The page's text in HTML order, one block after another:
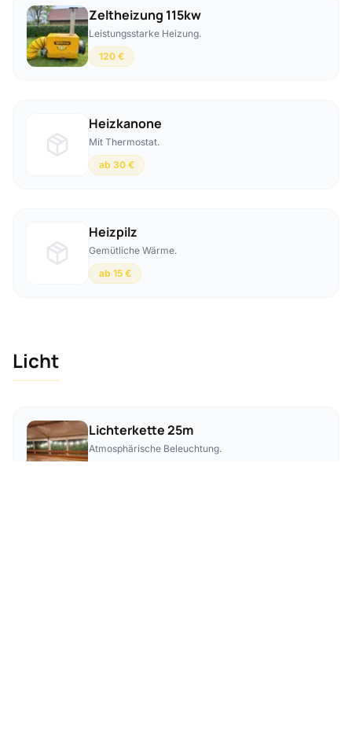
Zeltheizung 115kw
Leistungsstarke Heizung.
120 €
Heizkanone
Mit Thermostat.
ab 30 €
Heizpilz
Gemütliche Wärme.
ab 15 €
Licht
Lichterkette 25m
Atmosphärische Beleuchtung.